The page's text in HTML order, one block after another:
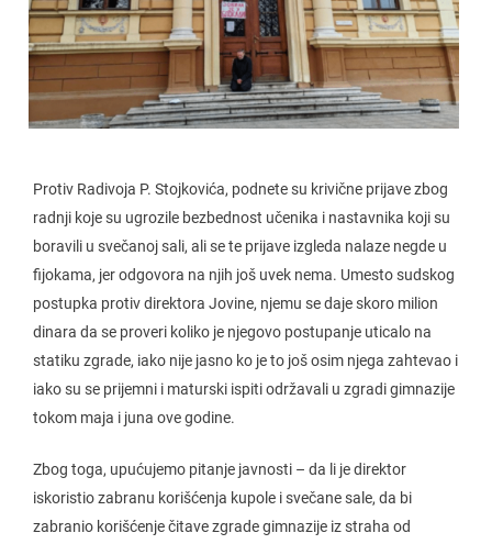
Protiv Radivoja P. Stojkovića, podnete su krivične prijave zbog
radnji koje su ugrozile bezbednost učenika i nastavnika koji su
boravili u svečanoj sali, ali se te prijave izgleda nalaze negde u
fijokama, jer odgovora na njih još uvek nema. Umesto sudskog
postupka protiv direktora Jovine, njemu se daje skoro milion
dinara da se proveri koliko je njegovo postupanje uticalo na
statiku zgrade, iako nije jasno ko je to još osim njega zahtevao i
iako su se prijemni i maturski ispiti održavali u zgradi gimnazije
tokom maja i juna ove godine.
Zbog toga, upućujemo pitanje javnosti – da li je direktor
iskoristio zabranu korišćenja kupole i svečane sale, da bi
zabranio korišćenje čitave zgrade gimnazije iz straha od